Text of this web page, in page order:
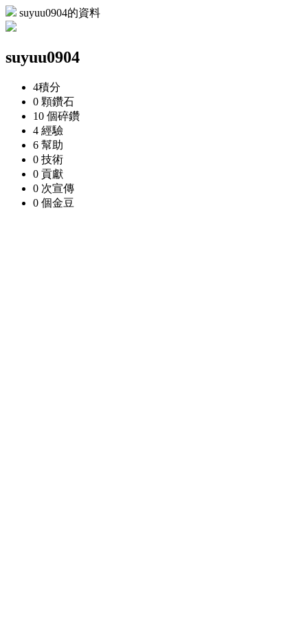
suyuu0904的資料
suyuu0904
4積分
0 顆鑽石
10 個碎鑽
4 經驗
6 幫助
0 技術
0 貢獻
0 次宣傳
0 個金豆